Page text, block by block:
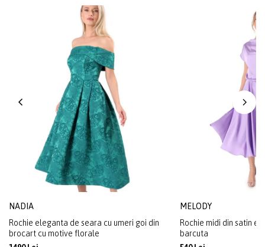
NADIA
Rochie eleganta de seara cu umeri goi din
brocart cu motive florale
MELODY
Rochie midi din satin
barcuta